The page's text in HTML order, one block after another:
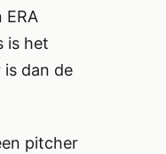
is het
is dan de
pitcher